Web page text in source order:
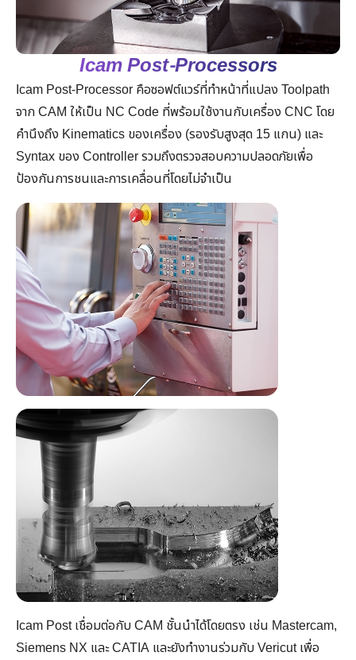
Icam Post-Processors
Icam Post-Processor คือซอฟต์แวร์ที่ทำหน้าที่แปลง Toolpath
จาก CAM ให้เป็น NC Code ที่พร้อมใช้งานกับเครื่อง CNC โดย
คำนึงถึง Kinematics ของเครื่อง (รองรับสูงสุด 15 แกน) และ
Syntax ของ Controller รวมถึงตรวจสอบความปลอดภัยเพื่อ
ป้องกันการชนและการเคลื่อนที่โดยไม่จำเป็น
Icam Post เชื่อมต่อกับ CAM ชั้นนำได้โดยตรง เช่น Mastercam,
Siemens NX และ CATIA และยังทำงานร่วมกับ Vericut เพื่อ